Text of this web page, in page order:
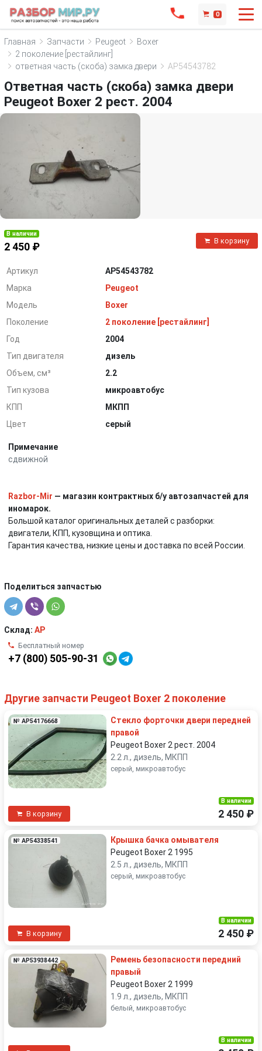
0
Главная Запчасти Peugeot
Boxer
2 поколение [рестайлинг]
ответная часть (скоба) замка двери
AP54543782
Ответная часть (скоба) замка двери
Peugeot Boxer 2 рест. 2004
В наличии
2 450 ₽
В корзину
Артикул
AP54543782
Марка
Peugeot
Модель
Boxer
Поколение
2 поколение [рестайлинг]
Год
2004
Тип двигателя
дизель
Объем, см³
2.2
Тип кузова
микроавтобус
КПП
МКПП
Цвет
серый
Примечание
сдвижной
Razbor-Mir — магазин контрактных б/у автозапчастей для
иномарок.
Большой каталог оригинальных деталей с разборки:
двигатели, КПП, кузовщина и оптика.
Гарантия качества, низкие цены и доставка по всей России.
Поделиться запчастью
Склад: AP
Бесплатный номер
+7 (800) 505-90-31
Другие запчасти Peugeot Boxer 2 поколение
№ AP54176668
Стекло форточки двери передней
правой
Peugeot Boxer 2 рест. 2004
2.2 л., дизель, МКПП
серый, микроавтобус
В корзину
В наличии
2 450 ₽
№ AP54338541
Крышка бачка омывателя
Peugeot Boxer 2 1995
2.5 л., дизель, МКПП
серый, микроавтобус
В корзину
В наличии
2 450 ₽
№ AP53938442
Ремень безопасности передний
правый
Peugeot Boxer 2 1999
1.9 л., дизель, МКПП
белый, микроавтобус
В наличии